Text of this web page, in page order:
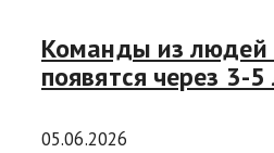
Команды из людей
появятся через 3-5
05.06.2026